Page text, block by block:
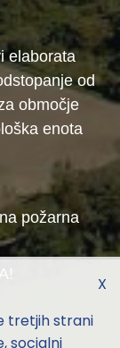
elaborata
od
območje
enota
požarna
X
tretjih strani
socialni